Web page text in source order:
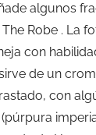
algunos
Robe . La
con
de un
con